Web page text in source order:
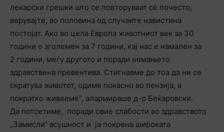
лекарски грешки што се повторуваат сѐ почесто,
верувајте, во половина од случаите навистина
постојат. Ако во цела Европа животниот век за 30
години е зголемен за 7 години, кај нас е намален за
2 години, меѓу другото и поради немањето
здравствена превентива. Стигнавме до тоа да ни се
скратува животот, одиме покасно во пензија, а
пократко живееме“, алармираше д-р Беќаровски.
Да потсетиме, поради овие слабости во здравството
„Замисли“ всушност и ја покрена широката